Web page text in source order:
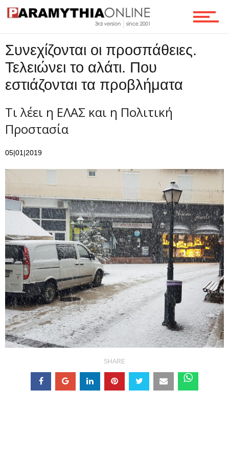
Επικοινωνία
Συνεχίζονται οι προσπάθειες.
Τελειώνει το αλάτι. Που
εστιάζονται τα προβλήματα
Τι λέει η ΕΛΑΣ και η Πολιτική
Προστασία
05|01|2019
SHARE